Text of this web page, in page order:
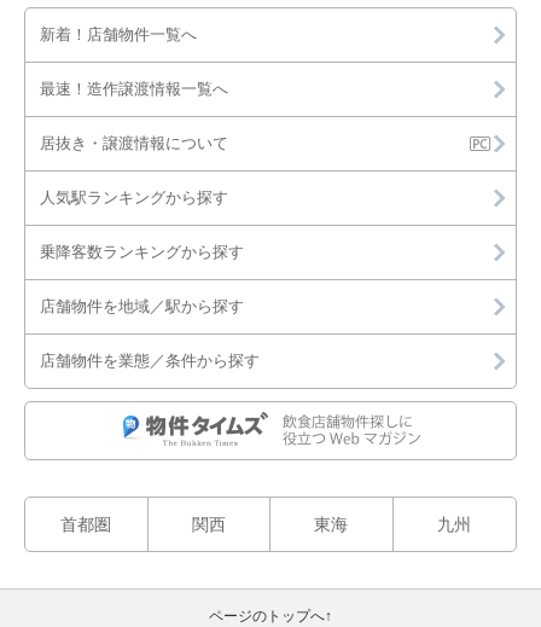
新着！店舗物件一覧へ
最速！造作譲渡情報一覧へ
居抜き・譲渡情報について
人気駅ランキングから探す
乗降客数ランキングから探す
店舗物件を地域／駅から探す
店舗物件を業態／条件から探す
首都圏 関西 東海 九州
ページのトップへ↑